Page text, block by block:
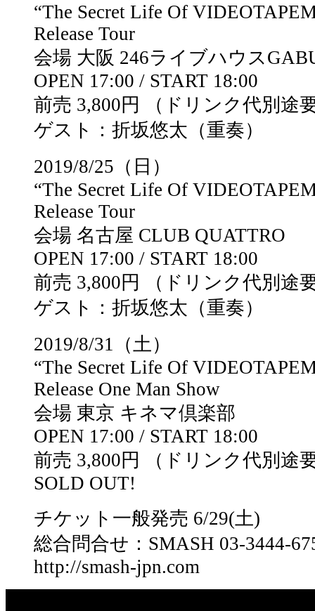
“The Secret Life Of
Release Tour
会場 大阪 246ライブハウス
OPEN 17:00 / START 18:00
前売 3,800円 （ドリンク代別途
ゲスト：折坂悠太（重奏）
2019/8/25（日）
“The Secret Life Of
Release Tour
会場 名古屋 CLUB QUATTRO
OPEN 17:00 / START 18:00
前売 3,800円 （ドリンク代別途
ゲスト：折坂悠太（重奏）
2019/8/31（土）
“The Secret Life Of
Release One Man Show
会場 東京 キネマ倶楽部
OPEN 17:00 / START 18:00
前売 3,800円 （ドリンク代別
SOLD OUT!
チケット一般発売 6/29(土)
総合問合せ：SMASH 03-3444-
http://smash-jpn.com